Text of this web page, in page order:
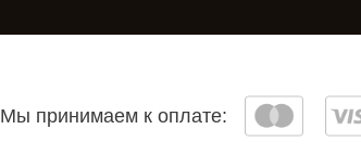
Мы принимаем к оплате: